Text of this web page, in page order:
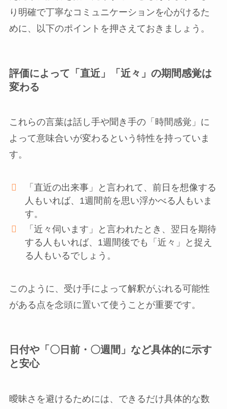
り明確で丁寧なコミュニケーションを心がけるた
めに、以下のポイントを押さえておきましょう。
評価によって「直近」「近々」の期間感覚は
変わる
これらの言葉は話し手や聞き手の「時間感覚」に
よって意味合いが変わるという特性を持っていま
す。
「直近の出来事」と言われて、前日を想像する
人もいれば、1週間前を思い浮かべる人もいま
す。
「近々伺います」と言われたとき、翌日を期待
する人もいれば、1週間後でも「近々」と捉え
る人もいるでしょう。
このように、受け手によって解釈がぶれる可能性
がある点を念頭に置いて使うことが重要です。
日付や「〇日前・〇週間」など具体的に示す
と安心
曖昧さを避けるためには、できるだけ具体的な数